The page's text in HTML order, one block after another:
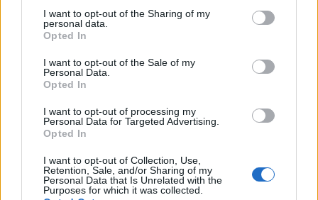
not limited to your visit or usage behaviour. You may click to
grant or deny consent to Google and its third-party tags to
use your data for below specified purposes in below Google
consent section.
I want to opt-out of the Sharing of my
personal data.
Opted In
I want to opt-out of the Sale of my
Personal Data.
Opted In
I want to opt-out of processing my
Personal Data for Targeted Advertising.
Opted In
I want to opt-out of Collection, Use,
Retention, Sale, and/or Sharing of my
Personal Data that Is Unrelated with the
Purposes for which it was collected.
usuários. Isso garantirá que você poderá vender suas
moedas a qualquer momento e as taxas serão geralmente
mais baixas. Sugere-se que você também se registre
nessas bolsas, pois uma vez que a EOSBEAR for listada lá,
atrairá uma grande quantidade de volumes de negociação
dos usuários de lá, o que significa que você terá grandes
oportunidades de negociação!
Binance